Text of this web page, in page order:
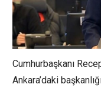
Cumhurbaşkanı
Ankara’daki